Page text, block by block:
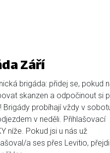
Září
brigáda: přidej se, pokud
skanzen a odpočinout si
Brigády probíhají vždy v
v neděli. Přihlašovací
níže. Pokud jsi u nás už
a ses přes Levitio, přejdi